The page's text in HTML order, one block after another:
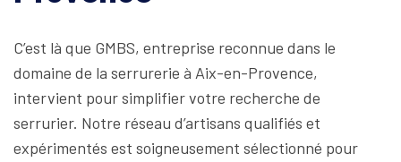
C’est là que GMBS, entreprise reconnue dans le
domaine de la serrurerie à Aix-en-Provence,
intervient pour simplifier votre recherche de
serrurier. Notre réseau d’artisans qualifiés et
expérimentés est soigneusement sélectionné pour